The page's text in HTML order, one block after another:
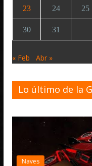
23 24 25
30 31
« Feb Abr »
Lo último de la